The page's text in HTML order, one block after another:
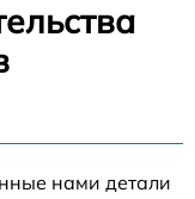
нами детали